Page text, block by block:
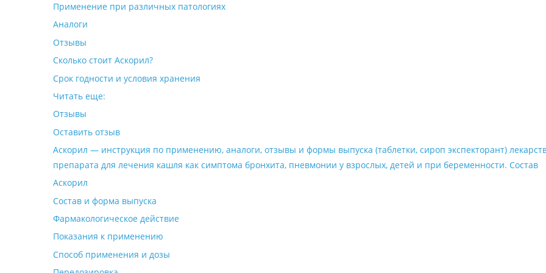
Применение при различных патологиях
Аналоги
Отзывы
Сколько стоит Аскорил?
Срок годности и условия хранения
Читать еще:
Отзывы
Оставить отзыв
Аскорил — инструкция по применению, аналоги, отзывы и формы выпуска (таблетки, сироп экспекторант)
препарата для лечения кашля как симптома бронхита, пневмонии у взрослых, детей и при беременности. Состав
Аскорил
Состав и форма выпуска
Фармакологическое действие
Показания к применению
Способ применения и дозы